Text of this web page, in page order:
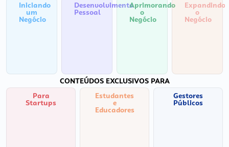
Iniciando
um
Negócio
Desenvolvimento
Pessoal
Aprimorando
o
Negócio
Expandindo
o
Negócio
CONTEÚDOS EXCLUSIVOS PARA
Para
Startups
Estudantes
e
Educadores
Gestores
Públicos